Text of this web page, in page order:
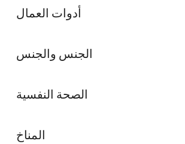
أدوات العمال
الجنس والجنس
الصحة النفسية
المناخ